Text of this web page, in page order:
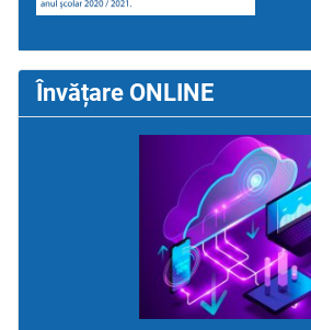
Învățare ONLINE